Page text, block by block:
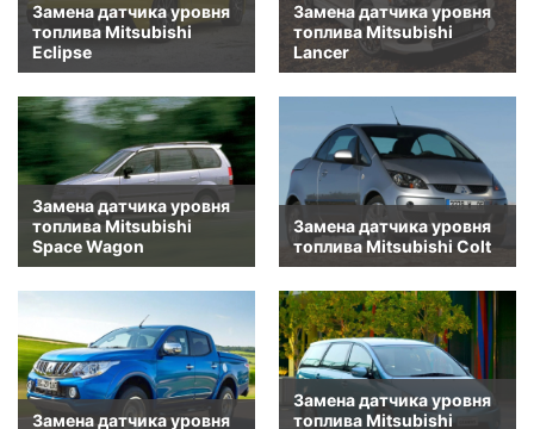
Замена датчика уровня
топлива Mitsubishi
Eclipse
Замена датчика уровня
топлива Mitsubishi
Lancer
Замена датчика уровня
топлива Mitsubishi
Space Wagon
Замена датчика уровня
топлива Mitsubishi Colt
Замена датчика уровня
Замена датчика уровня
топлива Mitsubishi